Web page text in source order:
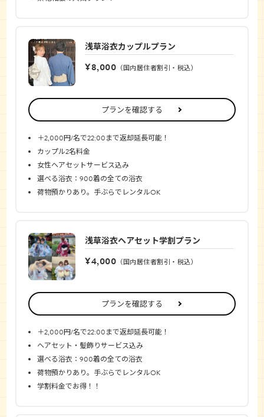
浅草浴衣カップルプラン
¥8,000 （国内居住者割引・税込）
プランを確認する
＋2,000円/名で22:00まで返却延長可能！
カップル2名料金
女性ヘアセットサービス込み
選べる浴衣：900着の全ての浴衣
荷物預かりあり。手ぶらでレンタルOK
浅草浴衣ヘアセット学割プラン
¥4,000 （国内居住者割引・税込）
プランを確認する
＋2,000円/名で22:00まで返却延長可能！
ヘアセット・髪飾りサービス込み
選べる浴衣：900着の全ての浴衣
荷物預かりあり。手ぶらでレンタルOK
学割料金でお得！！